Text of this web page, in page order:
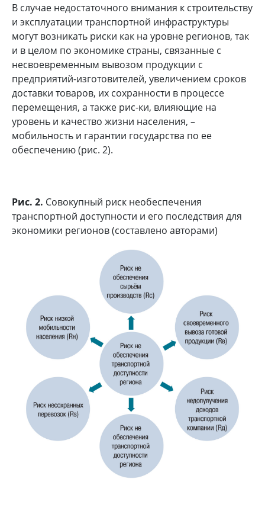
В случае недостаточного внимания к строительству
и эксплуатации транспортной инфраструктуры
могут возникать риски как на уровне регионов, так
и в целом по экономике страны, связанные с
несвоевременным вывозом продукции с
предприятий-изготовителей, увеличением сроков
доставки товаров, их сохранности в процессе
перемещения, а также рис-ки, влияющие на
уровень и качество жизни населения, –
мобильность и гарантии государства по ее
обеспечению (рис. 2).
Рис. 2. Совокупный риск необеспечения
транспортной доступности и его последствия для
экономики регионов (составлено авторами)